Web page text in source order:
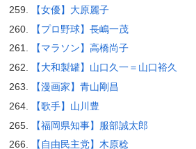
【女優】大原麗子
【プロ野球】長嶋一茂
【マラソン】高橋尚子
【大和製罐】山口久一＝山口裕久
【漫画家】青山剛昌
【歌手】山川豊
【福岡県知事】服部誠太郎
【自由民主党】木原稔